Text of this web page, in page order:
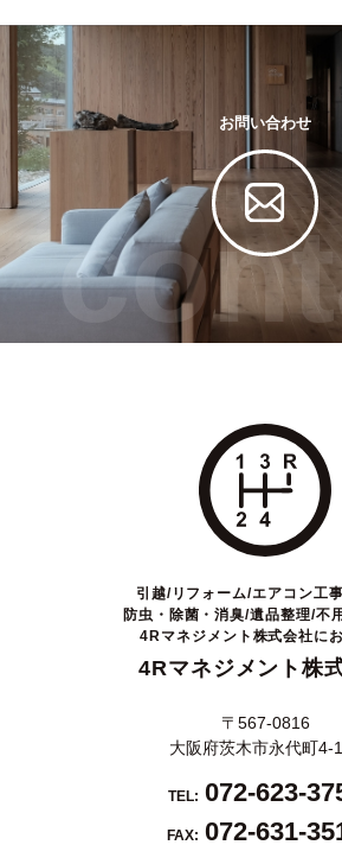
お問い合わせ
引越/リフォーム/エアコン工
防虫・除菌・消臭/遺品整理/不
4Rマネジメント株式会社にお
4Rマネジメント株
〒567-0816
大阪府茨木市永代町4-
TEL: 072-623-
FAX: 072-631-